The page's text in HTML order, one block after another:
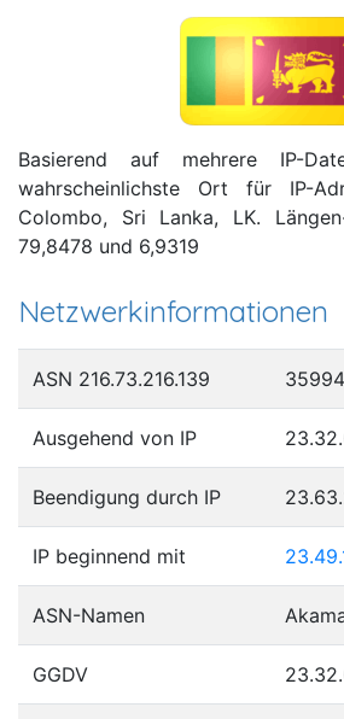
Basierend auf mehrere IP-
wahrscheinlichste Ort für IP-
Colombo, Sri Lanka, LK.
79,8478 und 6,9319
Netzwerkinformationen
ASN 216.73.216.139 35994
Ausgehend von IP
Beendigung durch IP
IP beginnend mit
ASN-Namen
GGDV